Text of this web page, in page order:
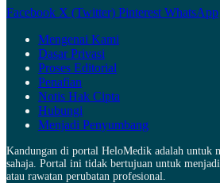
Facebook X (Twitter) Pinterest WhatsApp
Mengenai Kami
Dasar Privasi
Proses Editorial
Penafian
Notis Hak Cipta
Hubungi
Menjadi Penyumbang
Kandungan di portal HeloMedik adalah untuk
sahaja. Portal ini tidak bertujuan untuk
atau rawatan perubatan profesional.